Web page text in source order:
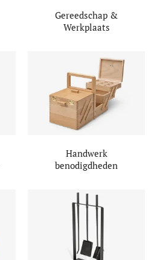
Gereedschap &
Werkplaats
Handwerk
benodigdheden